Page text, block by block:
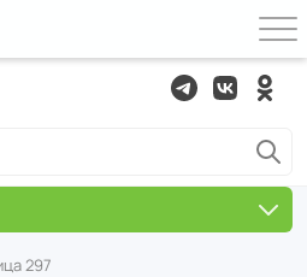
297